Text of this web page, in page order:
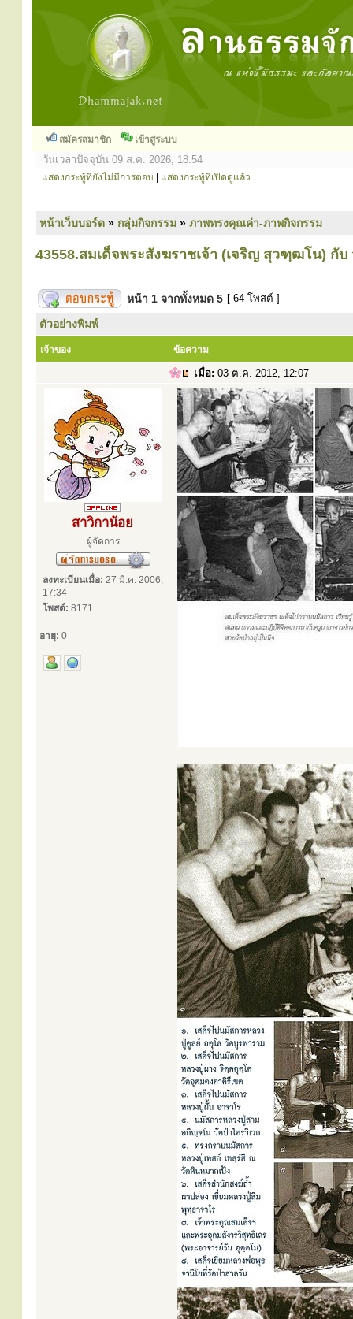
สมัครสมาชิก เข้าสู่ระบบ
วันเวลาปัจจุบัน 09 ส.ค. 2026, 18:54
แสดงกระทู้ที่ยังไม่มีการตอบ แสดงกระทู้ที่เปิดดูแล้ว
หน้าเว็บบอร์ด » กลุ่มกิจกรรม » ภาพทรงคุณค่า-ภาพกิจกรรม
43558.สมเด็จพระสังฆราชเจ้า (เจริญ สุวฑฺฒโน) กับ
หน้า 1 จากทั้งหมด 5 [ 64 โพสต์ ]
ตัวอย่างพิมพ์
เจ้าของ ข้อความ
เมื่อ: 03 ต.ค. 2012, 12:07
สาวิกาน้อย
ผู้จัดการ
ลงทะเบียนเมื่อ: 27 มี.ค. 2006,
17:34
โพสต์: 8171
อายุ: 0